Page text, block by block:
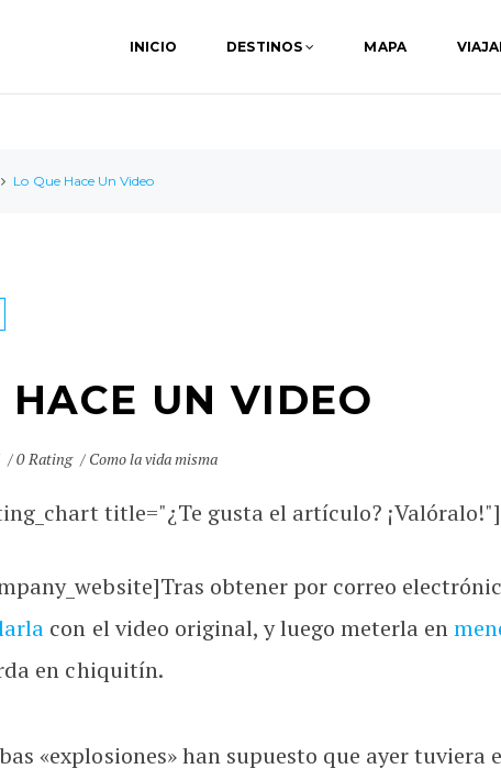
INICIO DESTINOS MAPA
Lo Que Hace Un Video
HACE UN VIDEO
0 Rating Como la vida misma
title="¿Te gusta el artículo? ¡Valóralo!"]
obtener por correo
con el video original, y luego meterla en
en chiquitín.
«explosiones» han supuesto que ayer tuviera